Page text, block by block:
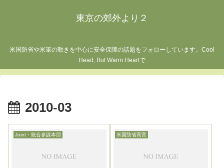
東京の郊外より２
米国防省や米軍の動きを中心に安全保障の話題をフォローしています。Cool
Head, But Warm Heartで
2010-03
Joint・統合参謀本部 米国防省高官